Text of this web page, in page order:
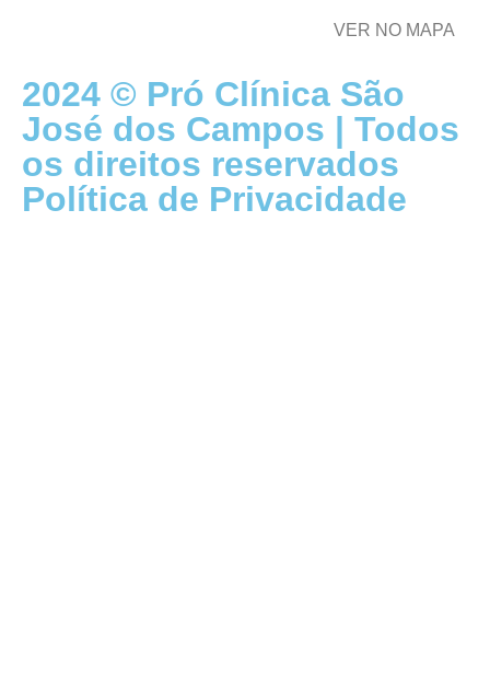
VER NO MAPA
2024 © Pró Clínica São
José dos Campos | Todos
os direitos reservados
Política de Privacidade